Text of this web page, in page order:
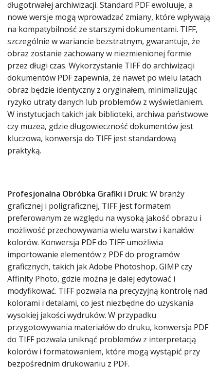
długotrwałej archiwizacji. Standard PDF ewoluuje, a
nowe wersje mogą wprowadzać zmiany, które wpływają
na kompatybilność ze starszymi dokumentami. TIFF,
szczególnie w wariancie bezstratnym, gwarantuje, że
obraz zostanie zachowany w niezmienionej formie
przez długi czas. Wykorzystanie TIFF do archiwizacji
dokumentów PDF zapewnia, że nawet po wielu latach
obraz będzie identyczny z oryginałem, minimalizując
ryzyko utraty danych lub problemów z wyświetlaniem.
W instytucjach takich jak biblioteki, archiwa państwowe
czy muzea, gdzie długowieczność dokumentów jest
kluczowa, konwersja do TIFF jest standardową
praktyką.
Profesjonalna Obróbka Grafiki i Druk: W branży
graficznej i poligraficznej, TIFF jest formatem
preferowanym ze względu na wysoką jakość obrazu i
możliwość przechowywania wielu warstw i kanałów
kolorów. Konwersja PDF do TIFF umożliwia
importowanie elementów z PDF do programów
graficznych, takich jak Adobe Photoshop, GIMP czy
Affinity Photo, gdzie można je dalej edytować i
modyfikować. TIFF pozwala na precyzyjną kontrolę nad
kolorami i detalami, co jest niezbędne do uzyskania
wysokiej jakości wydruków. W przypadku
przygotowywania materiałów do druku, konwersja PDF
do TIFF pozwala uniknąć problemów z interpretacją
kolorów i formatowaniem, które mogą wystąpić przy
bezpośrednim drukowaniu z PDF.